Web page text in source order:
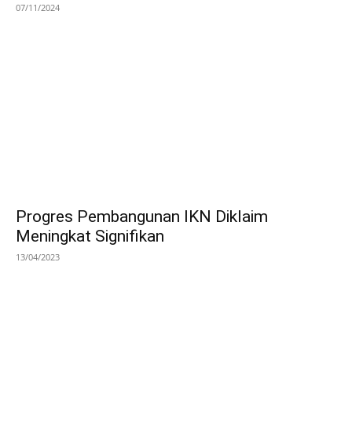
07/11/2024
Progres Pembangunan IKN Diklaim
Meningkat Signifikan
13/04/2023